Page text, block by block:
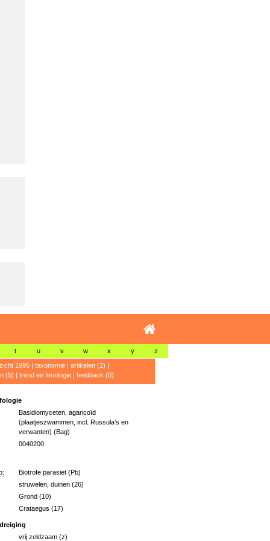
t u v w x y z
1995| taxonomie| artikelen (2) |
(5) | trend en fenologie| feedback (0)
Basidiomyceten, agaricoïd
(plaatjeszwammen, incl. Russula’s en
verwanten) (Bag)
0040200
Biotrofe parasiet (Pb)
struwelen, duinen (26)
Grond (10)
Crataegus (17)
vrij zeldzaam (z)